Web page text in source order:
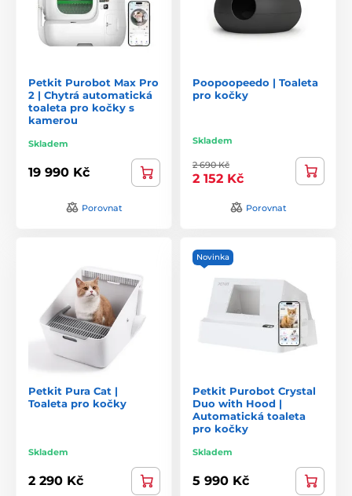
Petkit Purobot Max Pro
2 | Chytrá automatická
toaleta pro kočky s
kamerou
Skladem
19 990 Kč
Porovnat
Poopoopeedo | Toaleta
pro kočky
Skladem
2 690 Kč
2 152 Kč
Porovnat
Petkit Pura Cat |
Toaleta pro kočky
Skladem
2 290 Kč
Novinka
Petkit Purobot Crystal
Duo with Hood |
Automatická toaleta
pro kočky
Skladem
5 990 Kč